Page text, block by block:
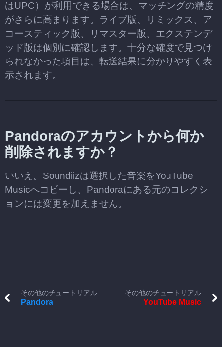
はUPC）が利用できる場合は、マッチングの精度
がさらに高まります。ライブ版、リミックス、ア
コースティック版、リマスター版、エクステンデ
ッド版は個別に確認します。十分な確度で見つけ
られなかった項目は、転送結果に分かりやすく表
示されます。
Pandoraのアカウントから何か
削除されますか？
いいえ。Soundiizは選択した音楽をYouTube
Musicへコピーし、Pandoraにある元のコレクシ
ョンには変更を加えません。
その他のチュートリアル
Pandora
その他のチュートリアル
YouTube Music